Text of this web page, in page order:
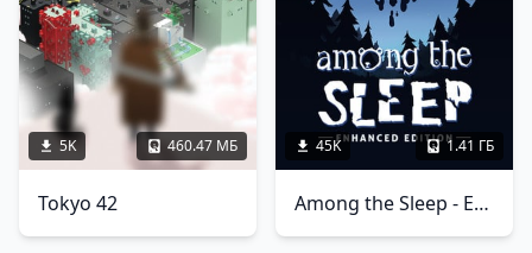
5K 460.47 МБ
Tokyo 42
45K 1.41 ГБ
Among the Sleep - Enhanced Edition